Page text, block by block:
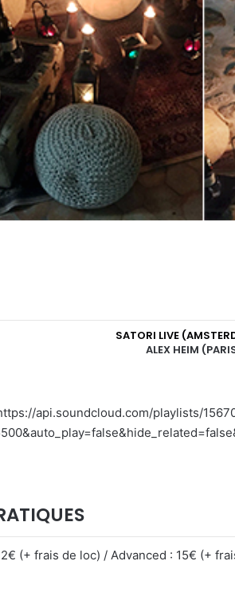
SATORI LIVE
ALEX HEIM
api.soundcloud.com/playlists/
(+ frais de loc) / Advanced : 15€ (+